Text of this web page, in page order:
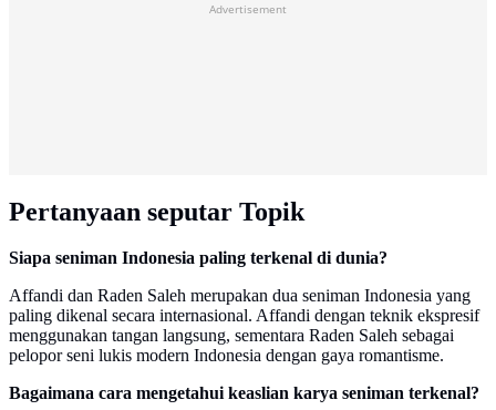
Advertisement
Pertanyaan seputar Topik
Siapa seniman Indonesia paling terkenal di dunia?
Affandi dan Raden Saleh merupakan dua seniman Indonesia yang
paling dikenal secara internasional. Affandi dengan teknik ekspresif
menggunakan tangan langsung, sementara Raden Saleh sebagai
pelopor seni lukis modern Indonesia dengan gaya romantisme.
Bagaimana cara mengetahui keaslian karya seniman terkenal?